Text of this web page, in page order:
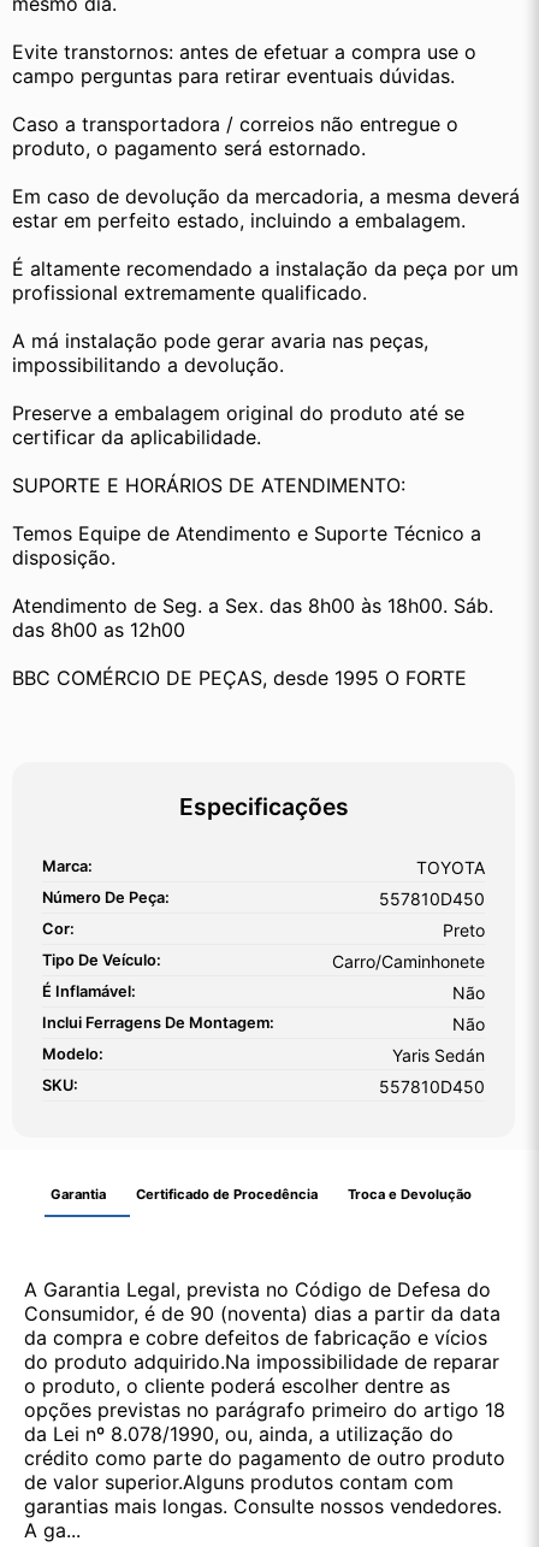
Evite transtornos: antes de efetuar a compra use o
campo perguntas para retirar eventuais dúvidas.
Caso a transportadora / correios não entregue o
produto, o pagamento será estornado.
Em caso de devolução da mercadoria, a mesma deverá
estar em perfeito estado, incluindo a embalagem.
É altamente recomendado a instalação da peça por um
profissional extremamente qualificado.
A má instalação pode gerar avaria nas peças,
impossibilitando a devolução.
Preserve a embalagem original do produto até se
certificar da aplicabilidade.
SUPORTE E HORÁRIOS DE ATENDIMENTO:
Temos Equipe de Atendimento e Suporte Técnico a
disposição.
Atendimento de Seg. a Sex. das 8h00 às 18h00. Sáb.
das 8h00 as 12h00
BBC COMÉRCIO DE PEÇAS, desde 1995 O FORTE
Especificações
Marca: TOYOTA
Número De Peça: 557810D450
Cor: Preto
Tipo De Veículo: Carro/Caminhonete
É Inflamável: Não
Inclui Ferragens De Montagem: Não
Modelo: Yaris Sedán
SKU: 557810D450
Garantia Certificado de Procedência Troca e Devolução
A Garantia Legal, prevista no Código de Defesa do
Consumidor, é de 90 (noventa) dias a partir da data
da compra e cobre defeitos de fabricação e vícios
do produto adquirido.Na impossibilidade de reparar
o produto, o cliente poderá escolher dentre as
opções previstas no parágrafo primeiro do artigo 18
da Lei nº 8.078/1990, ou, ainda, a utilização do
crédito como parte do pagamento de outro produto
de valor superior.Alguns produtos contam com
garantias mais longas. Consulte nossos vendedores.
A ga...